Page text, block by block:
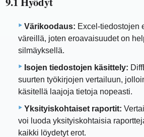
Värikoodaus: Excel-tiedostojen
väreillä, joten eroavaisuudet on
silmäyksellä.
Isojen tiedostojen käsittely:
suurten työkirjojen vertailuun,
käsitellä laajoja tietoja nopeasti.
Yksityiskohtaiset raportit:
voi luoda yksityiskohtaisia
kaikki löydetyt erot.